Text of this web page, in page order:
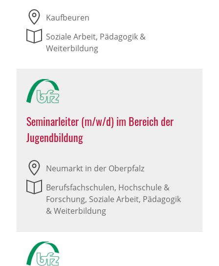
Kaufbeuren
Soziale Arbeit, Pädagogik &
Weiterbildung
Seminarleiter (m/w/d) im Bereich der
Jugendbildung
Neumarkt in der Oberpfalz
Berufsfachschulen, Hochschule &
Forschung, Soziale Arbeit, Pädagogik
& Weiterbildung